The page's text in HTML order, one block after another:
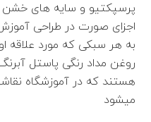
پرسپکتیو و سایه های
اجزای صورت در طراحی
به هر سبکی که مورد
روغن مداد رنگی پاستل
هستند که در آموزشگاه
میشود